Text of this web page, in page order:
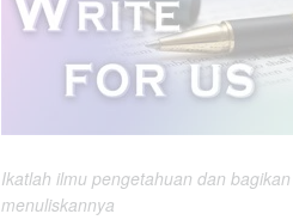
Ikatlah ilmu pengetahuan dan
menuliskannya